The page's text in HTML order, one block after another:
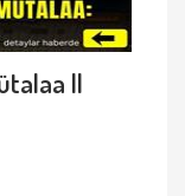
||